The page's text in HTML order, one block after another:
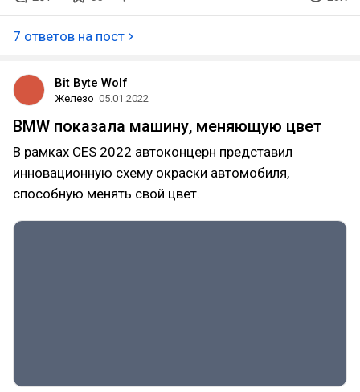
7 ответов на пост
Bit Byte Wolf
Железо 05.01.2022
BMW показала машину, меняющую цвет
В рамках CES 2022 автоконцерн представил
инновационную схему окраски автомобиля,
способную менять свой цвет.